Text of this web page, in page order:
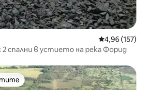
Средна
4,96 (157)
спални в устието на река Форид
на гостите